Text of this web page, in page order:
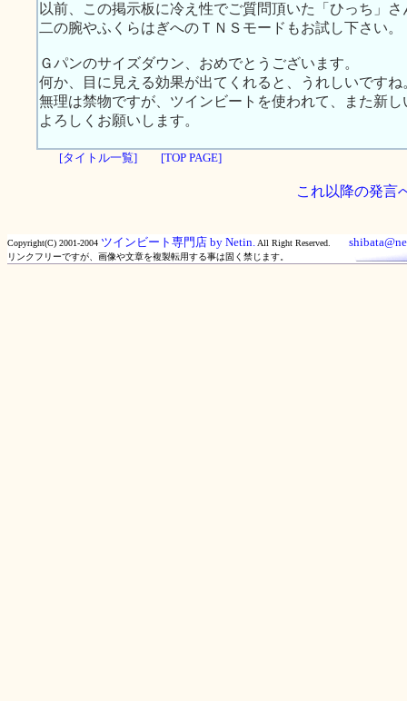
以前、この掲示板に冷え性でご質問頂いた「ひっち」さ
二の腕やふくらはぎへのＴＮＳモードもお試し下さい。
Ｇパンのサイズダウン、おめでとうございます。
何か、目に見える効果が出てくれると、うれしいですね
無理は禁物ですが、ツインビートを使われて、また新
よろしくお願いします。
[タイトル一覧] [TOP PAGE]
これ以降の発言
Copyright(C) 2001-2004 ツインビート専門店 by Netin. All Right Reserved.
リンクフリーですが、画像や文章を複製転用する事は固く禁じます。